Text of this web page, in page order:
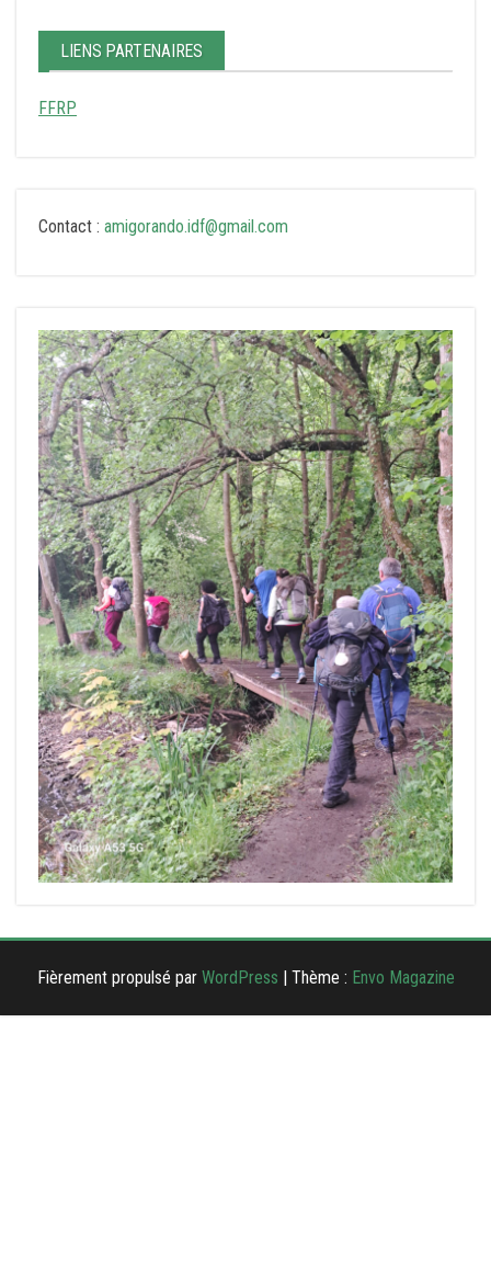
LIENS PARTENAIRES
FFRP
Contact : amigorando.idf@gmail.com
Fièrement propulsé par WordPress | Thème : Envo Magazine